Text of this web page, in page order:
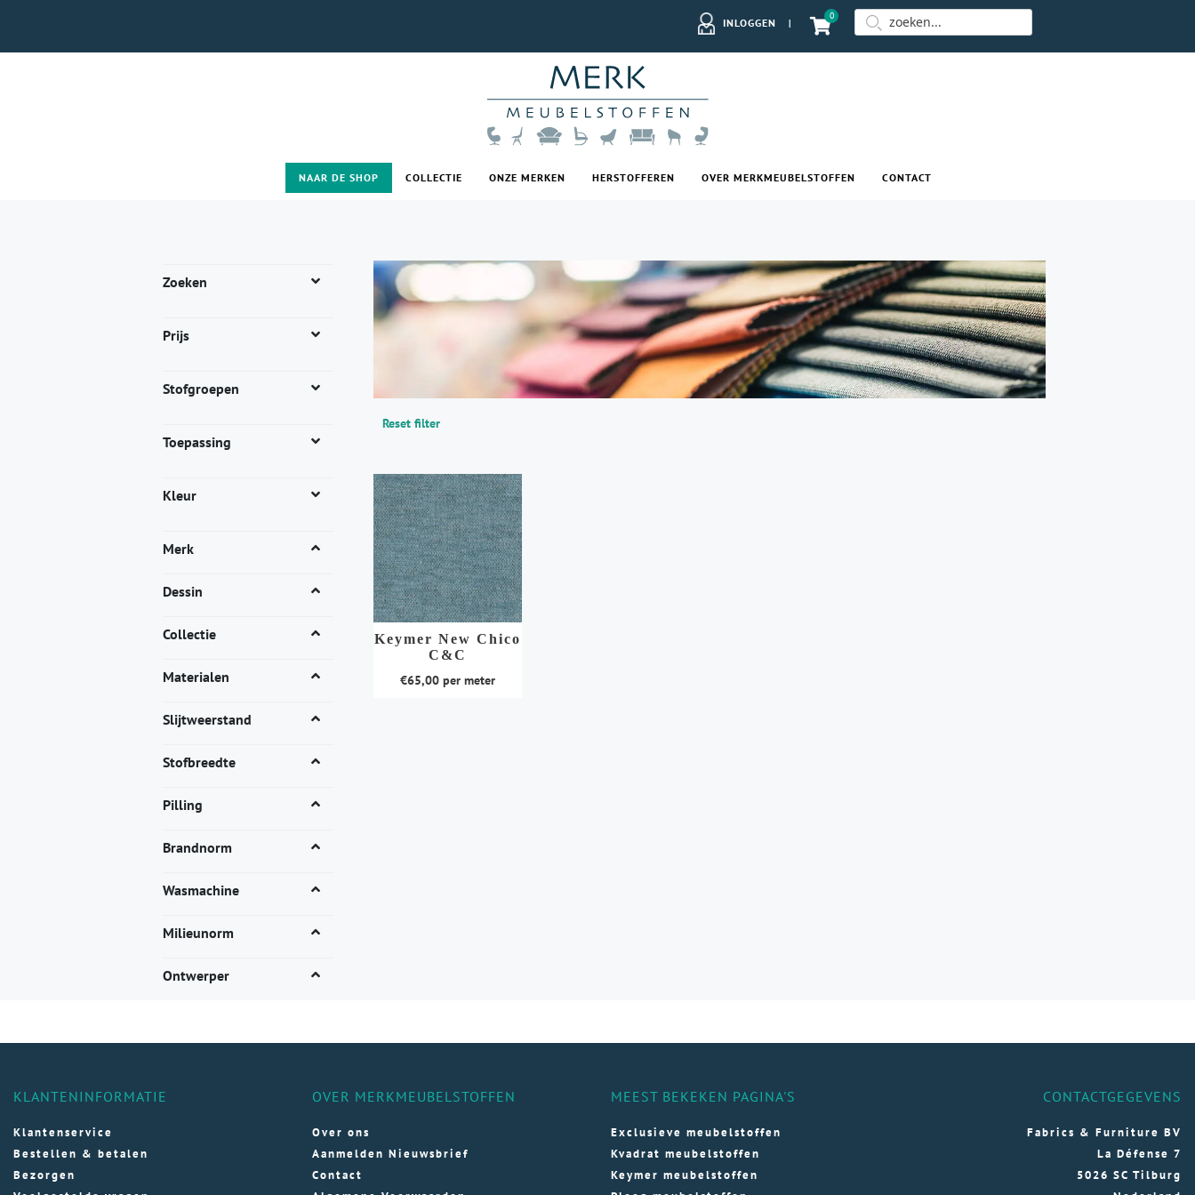
INLOGGEN |
0
NAAR DE SHOP COLLECTIE ONZE MERKEN HERSTOFFEREN OVER MERKMEUBELSTOFFEN CONTACT
Zoeken
Prijs
Stofgroepen
Toepassing
Kleur
Merk
Dessin
Collectie
Materialen
Slijtweerstand
Stofbreedte
Pilling
Brandnorm
Wasmachine
Milieunorm
Ontwerper
Reset filter
Keymer New Chico
C&C
€65,00per meter
KLANTENINFORMATIE
Klantenservice
Bestellen & betalen
Bezorgen
OVER MERKMEUBELSTOFFEN
Over ons
Aanmelden Nieuwsbrief
Contact
MEEST BEKEKEN PAGINA'S
Exclusieve meubelstoffen
Kvadrat meubelstoffen
Keymer meubelstoffen
CONTACTGEGEVENS
Fabrics & Furniture BV
La Défense 7
5026 SC Tilburg